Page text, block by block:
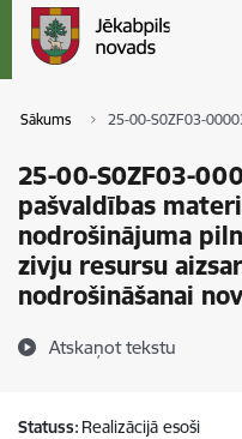
Sākums 25-00-S0ZF03-
25-00-S0ZF03-
pašvaldības
nodrošinājuma
zivju resursu
nodrošināšanai
Atskaņot tekstu
Statuss: Realizācijā esoši